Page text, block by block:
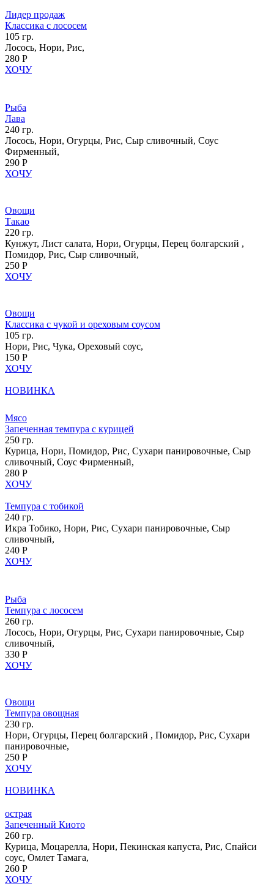
Лидер продаж
Классика с лососем
105 гр.
Лосось, Нори, Рис,
280 Р
ХОЧУ
Рыба
Лава
240 гр.
Лосось, Нори, Огурцы, Рис, Сыр сливочный, Соус
Фирменный,
290 Р
ХОЧУ
Овощи
Такао
220 гр.
Кунжут, Лист салата, Нори, Огурцы, Перец болгарский ,
Помидор, Рис, Сыр сливочный,
250 Р
ХОЧУ
Овощи
Классика с чукой и ореховым соусом
105 гр.
Нори, Рис, Чука, Ореховый соус,
150 Р
ХОЧУ
НОВИНКА
Мясо
Запеченная темпура с курицей
250 гр.
Курица, Нори, Помидор, Рис, Сухари панировочные, Сыр
сливочный, Соус Фирменный,
280 Р
ХОЧУ
Темпура с тобикой
240 гр.
Икра Тобико, Нори, Рис, Сухари панировочные, Сыр
сливочный,
240 Р
ХОЧУ
Рыба
Темпура с лососем
260 гр.
Лосось, Нори, Огурцы, Рис, Сухари панировочные, Сыр
сливочный,
330 Р
ХОЧУ
Овощи
Темпура овощная
230 гр.
Нори, Огурцы, Перец болгарский , Помидор, Рис, Сухари
панировочные,
250 Р
ХОЧУ
НОВИНКА
острая
Запеченный Киото
260 гр.
Курица, Моцарелла, Нори, Пекинская капуста, Рис, Спайси
соус, Омлет Тамага,
260 Р
ХОЧУ